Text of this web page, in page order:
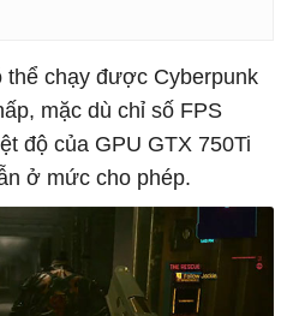
thể chạy được Cyberpunk
mặc dù chỉ số FPS
độ của GPU GTX 750Ti
ở mức cho phép.